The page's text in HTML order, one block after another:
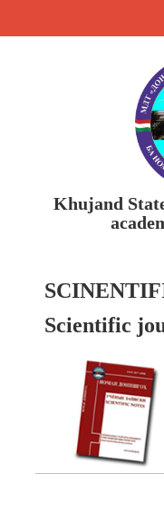
Khujand
Scientific